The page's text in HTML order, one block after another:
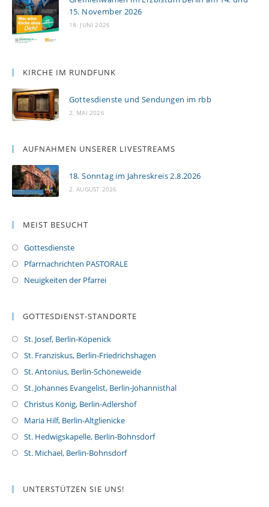
15. November 2026
18. JUNI 2026
KIRCHE IM RUNDFUNK
Gottesdienste und Sendungen im rbb
2. MAI 2026
AUFNAHMEN UNSERER LIVESTREAMS
18. Sonntag im Jahreskreis 2.8.2026
2. AUGUST 2026
MEIST BESUCHT
Gottesdienste
Pfarrnachrichten PASTORALE
Neuigkeiten der Pfarrei
GOTTESDIENST-STANDORTE
St. Josef, Berlin-Köpenick
St. Franziskus, Berlin-Friedrichshagen
St. Antonius, Berlin-Schöneweide
St. Johannes Evangelist, Berlin-Johannisthal
Christus König, Berlin-Adlershof
Maria Hilf, Berlin-Altglienicke
St. Hedwigskapelle, Berlin-Bohnsdorf
St. Michael, Berlin-Bohnsdorf
UNTERSTÜTZEN SIE UNS!